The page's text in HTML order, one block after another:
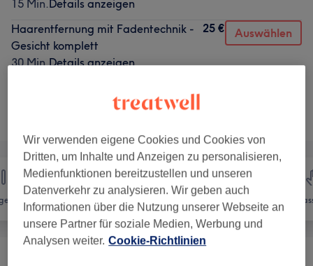
15 Min.Details anzeigen
Haarentfernung mit Fadentechnik -
Gesicht komplett
30 Min.Details anzeigen
25 € Auswählen
Nicht gefunden wonach du gesucht hast?
Haarentfernung Gesicht
Wir verwenden eigene Cookies und Cookies von
Dritten, um Inhalte und Anzeigen zu personalisieren,
Medienfunktionen bereitzustellen und unseren
Datenverkehr zu analysieren. Wir geben auch
Informationen über die Nutzung unserer Webseite an
unsere Partner für soziale Medien, Werbung und
Analysen weiter. Cookie-Richtlinien